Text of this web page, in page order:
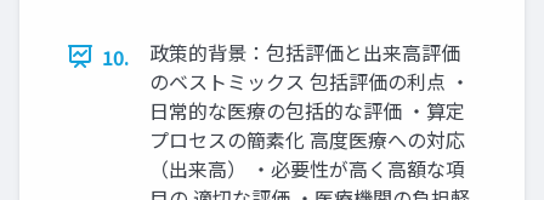
10.
政策的背景：包括評価と出来高評価
のベストミックス 包括評価の利点 ・
日常的な医療の包括的な評価 ・算定
プロセスの簡素化 高度医療への対応
（出来高） ・必要性が高く高額な項